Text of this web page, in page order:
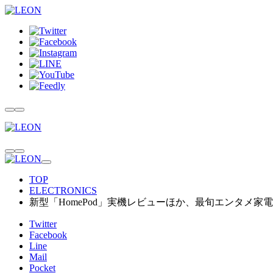
TOP
ELECTRONICS
新型「HomePod」実機レビューほか、最旬エンタメ家
Twitter
Facebook
Line
Mail
Pocket